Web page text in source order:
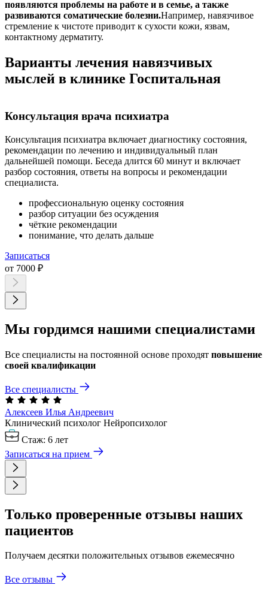
появляются проблемы на работе и в семье, а также
развиваются соматические болезни.Например, навязчивое
стремление к чистоте приводит к сухости кожи, язвам,
контактному дерматиту.
Варианты лечения навязчивых
мыслей в клинике Госпитальная
Консультация врача психиатра
Консультация психиатра включает диагностику состояния,
рекомендации по лечению и индивидуальный план
дальнейшей помощи. Беседа длится 60 минут и включает
разбор состояния, ответы на вопросы и рекомендации
специалиста.
профессиональную оценку состояния
разбор ситуации без осуждения
чёткие рекомендации
понимание, что делать дальше
Записаться
от 7000 ₽
Мы гордимся нашими специалистами
Все специалисты на постоянной основе проходят повышение
своей квалификации
Все специалисты
Алексеев Илья Андреевич
Клинический психолог Нейропсихолог
Стаж: 6 лет
Записаться на прием
Только проверенные отзывы наших
пациентов
Получаем десятки положительных отзывов ежемесячно
Все отзывы